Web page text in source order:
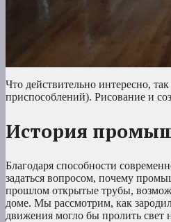
Что действительно интересно,
приспособлений). Рисование и
История
Благодаря способности
задаться вопросом, почему
прошлом открытые трубы,
доме. Мы рассмотрим, как
движения могло бы пролить